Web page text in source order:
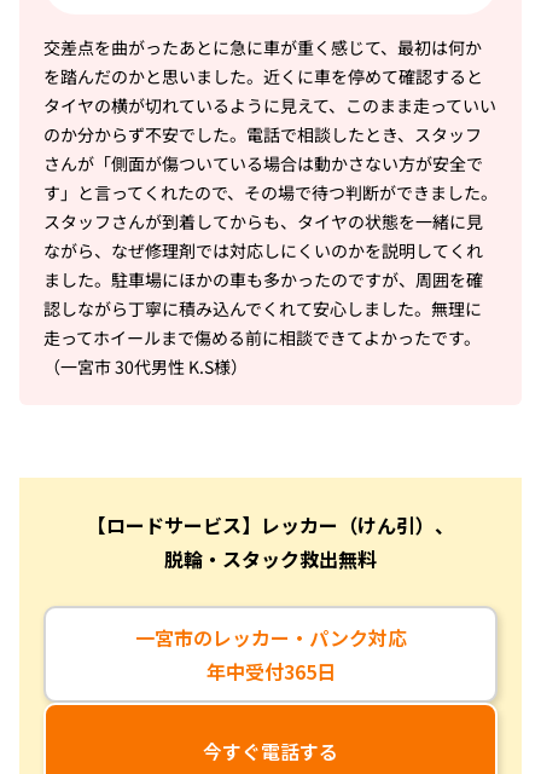
交差点を曲がったあとに急に車が重く感じて、最初は何か
を踏んだのかと思いました。近くに車を停めて確認すると
タイヤの横が切れているように見えて、このまま走っていい
のか分からず不安でした。電話で相談したとき、スタッフ
さんが「側面が傷ついている場合は動かさない方が安全で
す」と言ってくれたので、その場で待つ判断ができました。
スタッフさんが到着してからも、タイヤの状態を一緒に見
ながら、なぜ修理剤では対応しにくいのかを説明してくれ
ました。駐車場にほかの車も多かったのですが、周囲を確
認しながら丁寧に積み込んでくれて安心しました。無理に
走ってホイールまで傷める前に相談できてよかったです。
（一宮市 30代男性 K.S様）
【ロードサービス】レッカー（けん引）、
脱輪・スタック救出無料
一宮市のレッカー・パンク対応
年中受付365日
今すぐ電話する